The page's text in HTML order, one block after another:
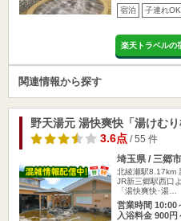
宿泊 子連れOK
楽天トラベルの
関連情報から探す
野天湯元 湯快爽快「湯けむ
3.6点/ 55 件
埼玉県 / 三郷市
北綾瀬駅8.17km
JR新三郷駅西口
「湯快爽快･湯…
営業時間 10:00
入浴料金 900円